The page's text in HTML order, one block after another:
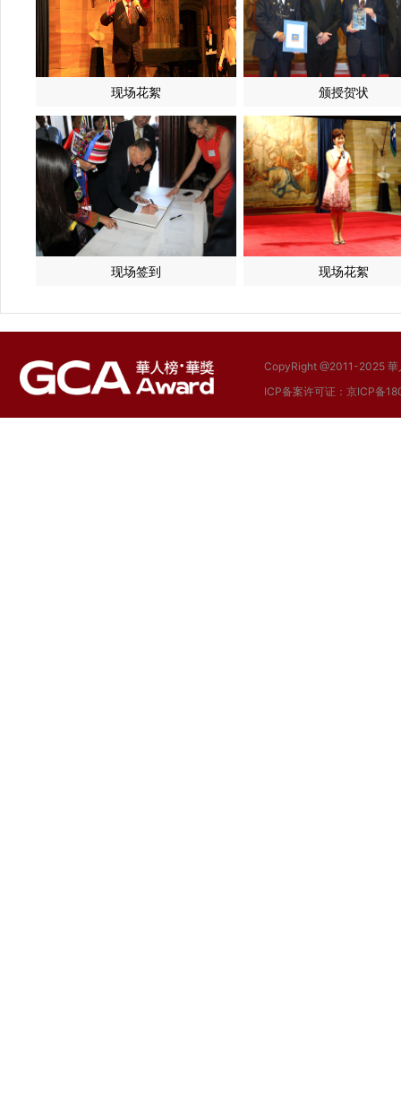
现场花絮 颁授贺状
现场签到 现场花絮
CopyRight @2011-2025 華
ICP备案许可证：京ICP备